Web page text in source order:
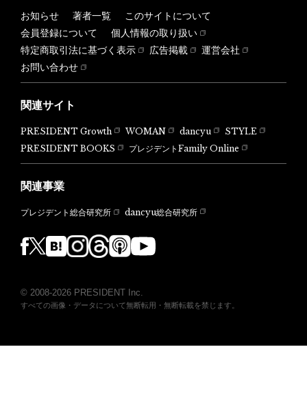
お知らせ 著者一覧
このサイトについて
会員登録について
個人情報の取り扱い
特定商取引法に基づく表示
広告掲載
運営会社
お問い合わせ
関連サイト
PRESIDENT Growth WOMAN dancyu
STYLE
PRESIDENT BOOKS
プレジデントFamily Online
関連事業
プレジデント総合研究所 dancyu総合研究所
© 2008-2026 PRESIDENT Inc.
すべての画像・データについて無断転用・無断転載を禁じます。